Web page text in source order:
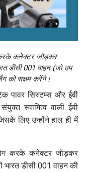
कनेक्टर जोड़कर
डीसी 001 वाहन (जो उप
को सक्षम करेंगे।
पावर सिस्टम्स और ईवी
स्वामित्व वाली ईवी
लिए उन्होंने हाल ही में
करके कनेक्टर जोड़कर
भारत डीसी 001 वाहन की